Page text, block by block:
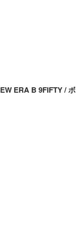
ERA B 9FIFTY /